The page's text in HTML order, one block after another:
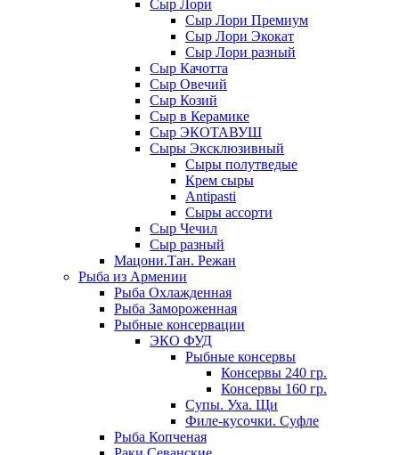
Сыр Лори
Сыр Лори Премиум
Сыр Лори Экокат
Сыр Лори разный
Сыр Качотта
Сыр Овечий
Сыр Козий
Сыр в Керамике
Сыр ЭКОТАВУШ
Сыры Эксклюзивный
Сыры полутведые
Крем сыры
Antipasti
Сыры ассорти
Сыр Чечил
Сыр разный
Мацони.Тан. Режан
Рыба из Армении
Рыба Охлажденная
Рыба Замороженная
Рыбные консервации
ЭКО ФУД
Рыбные консервы
Консервы 240 гр.
Консервы 160 гр.
Супы. Уха. Щи
Филе-кусочки. Суфле
Рыба Копченая